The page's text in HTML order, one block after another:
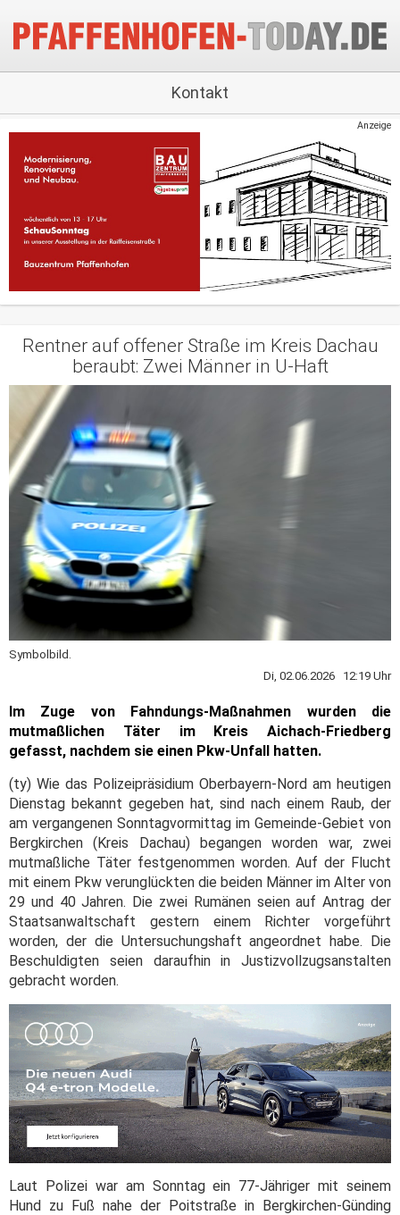
Kontakt
Anzeige
Rentner auf offener Straße im Kreis Dachau
beraubt: Zwei Männer in U-Haft
Symbolbild.
Di, 02.06.2026 12:19 Uhr
Im Zuge von Fahndungs-Maßnahmen wurden die
mutmaßlichen Täter im Kreis Aichach-Friedberg
gefasst, nachdem sie einen Pkw-Unfall hatten.
(ty) Wie das Polizeipräsidium Oberbayern-Nord am heutigen
Dienstag bekannt gegeben hat, sind nach einem Raub, der
am vergangenen Sonntagvormittag im Gemeinde-Gebiet von
Bergkirchen (Kreis Dachau) begangen worden war, zwei
mutmaßliche Täter festgenommen worden. Auf der Flucht
mit einem Pkw verunglückten die beiden Männer im Alter von
29 und 40 Jahren. Die zwei Rumänen seien auf Antrag der
Staatsanwaltschaft gestern einem Richter vorgeführt
worden, der die Untersuchungshaft angeordnet habe. Die
Beschuldigten seien daraufhin in Justizvollzugsanstalten
gebracht worden.
Laut Polizei war am Sonntag ein 77-Jähriger mit seinem
Hund zu Fuß nahe der Poitstraße in Bergkirchen-Günding